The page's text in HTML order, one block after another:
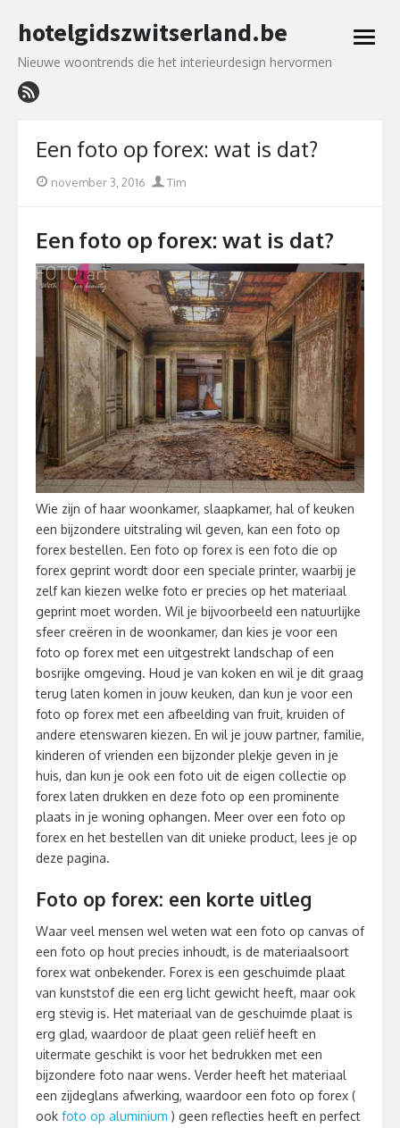
to
hotelgidszwitserland.be
Nieuwe woontrends die het interieurdesign hervormen
open
Een foto op forex: wat is dat?
Posted
november 3, 2016 Author
Tim
Een foto op forex: wat is dat?
Wie zijn of haar woonkamer, slaapkamer, hal of keuken
een bijzondere uitstraling wil geven, kan een foto op
forex bestellen. Een foto op forex is een foto die op
forex geprint wordt door een speciale printer, waarbij je
zelf kan kiezen welke foto er precies op het materiaal
geprint moet worden. Wil je bijvoorbeeld een natuurlijke
sfeer creëren in de woonkamer, dan kies je voor een
foto op forex met een uitgestrekt landschap of een
bosrijke omgeving. Houd je van koken en wil je dit graag
terug laten komen in jouw keuken, dan kun je voor een
foto op forex met een afbeelding van fruit, kruiden of
andere etenswaren kiezen. En wil je jouw partner, familie,
kinderen of vrienden een bijzonder plekje geven in je
huis, dan kun je ook een foto uit de eigen collectie op
forex laten drukken en deze foto op een prominente
plaats in je woning ophangen. Meer over een foto op
forex en het bestellen van dit unieke product, lees je op
deze pagina.
Foto op forex: een korte uitleg
Waar veel mensen wel weten wat een foto op canvas of
een foto op hout precies inhoudt, is de materiaalsoort
forex wat onbekender. Forex is een geschuimde plaat
van kunststof die een erg licht gewicht heeft, maar ook
erg stevig is. Het materiaal van de geschuimde plaat is
erg glad, waardoor de plaat geen reliëf heeft en
uitermate geschikt is voor het bedrukken met een
bijzondere foto naar wens. Verder heeft het materiaal
een zijdeglans afwerking, waardoor een foto op forex (
ook foto op aluminium ) geen reflecties heeft en perfect